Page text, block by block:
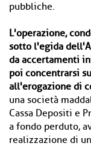
pubbliche.
L'operazione,
sotto l'egida
da accertamenti
poi concentrarsi
all'erogazione di
una società
Cassa Depositi e
a fondo perduto,
realizzazione di